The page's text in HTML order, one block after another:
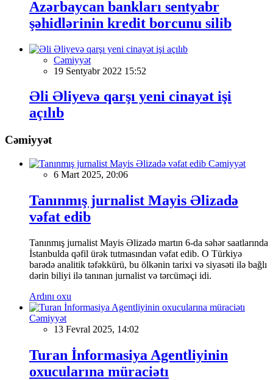
Azərbaycan bankları sentyabr
şəhidlərinin kredit borcunu silib
Cəmiyyət
19 Sentyabr 2022 15:52
Əli Əliyevə qarşı yeni cinayət işi
açılıb
Cəmiyyət
Cəmiyyət
6 Mart 2025, 20:06
Tanınmış jurnalist Mayis Əlizadə
vəfat edib
Tanınmış jurnalist Mayis Əlizadə martın 6-da səhər saatlarında
İstanbulda qəfil ürək tutmasından vəfat edib. O Türkiyə
barədə analitik təfəkkürü, bu ölkənin tarixi və siyasəti ilə bağlı
dərin biliyi ilə tanınan jurnalist və tərcüməçi idi.
Ardını oxu
Cəmiyyət
13 Fevral 2025, 14:02
Turan İnformasiya Agentliyinin
oxucularına müraciətı